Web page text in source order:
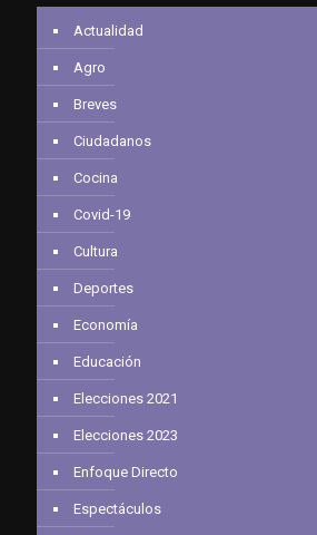
Actualidad
Agro
Breves
Ciudadanos
Cocina
Covid-19
Cultura
Deportes
Economía
Educación
Elecciones 2021
Elecciones 2023
Enfoque Directo
Espectáculos